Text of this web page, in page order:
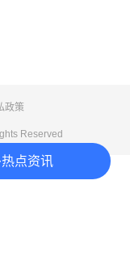
点资讯
政策
Reserved